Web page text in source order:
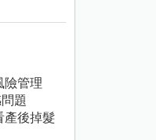
險管理
題
產後掉髮